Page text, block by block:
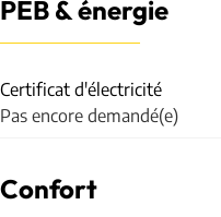
PEB & énergie
Certificat d'électricité
Pas encore demandé(e)
Confort